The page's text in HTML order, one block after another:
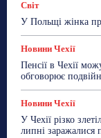
Світ
У Польщі жінка
Новини Чехії
Пенсії в Чехії
обговорює
Новини Чехії
У Чехії різко
липні